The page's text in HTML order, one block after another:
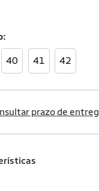
40 41 42
prazo de